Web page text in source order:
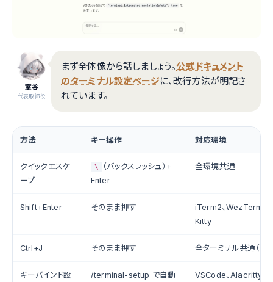
室谷
代表取締役
まず全体像から話しましょう。公式ドキュメント
のターミナル設定ページに、改行方法が明記さ
れています。
方法 キー操作 対応環境
クイックエスケ
ープ
\
（バックスラッシュ）+
Enter
全環境共通
Shift+Enter そのまま押す
iTerm2、WezTerm、
Kitty
Ctrl+J そのまま押す 全ターミナル共通（設
キーバインド設
/terminal-setup で自動
VSCode、Alacritty、